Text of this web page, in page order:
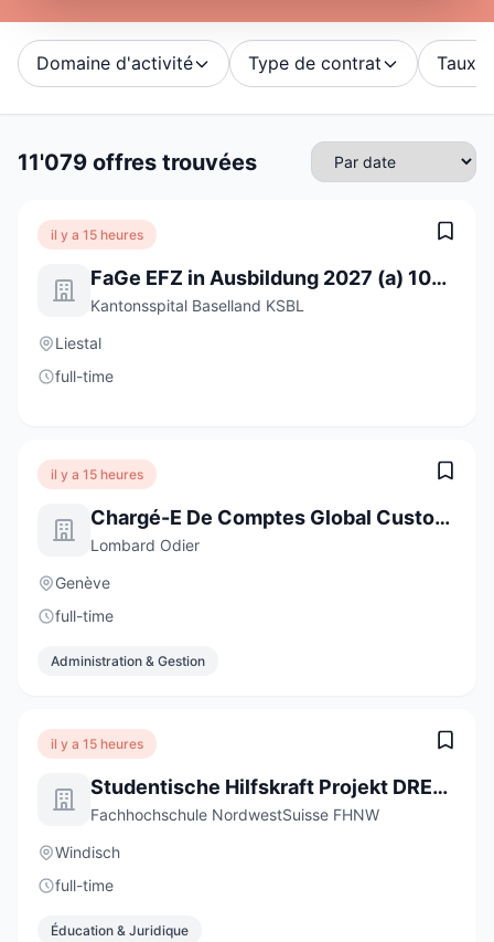
Domaine d'activité Type de contrat Taux
11'079 offres trouvées
il y a 15 heures
FaGe EFZ in Ausbildung 2027 (a) 100%
Kantonsspital Baselland KSBL
Liestal
full-time
il y a 15 heures
Chargé-E De Comptes Global Custody
Lombard Odier
Genève
full-time
Administration & Gestion
il y a 15 heures
Studentische Hilfskraft Projekt DREAMS - Digitale Professionsentwicklung und Bildungsinnovation (20-40 %)
Fachhochschule NordwestSuisse FHNW
Windisch
full-time
Éducation & Juridique